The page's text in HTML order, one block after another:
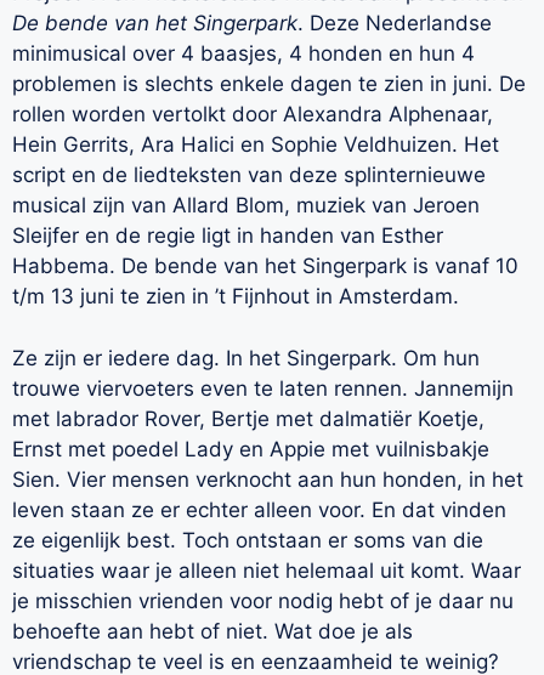
De bende van het Singerpark. Deze Nederlandse
minimusical over 4 baasjes, 4 honden en hun 4
problemen is slechts enkele dagen te zien in juni. De
rollen worden vertolkt door Alexandra Alphenaar,
Hein Gerrits, Ara Halici en Sophie Veldhuizen. Het
script en de liedteksten van deze splinternieuwe
musical zijn van Allard Blom, muziek van Jeroen
Sleijfer en de regie ligt in handen van Esther
Habbema. De bende van het Singerpark is vanaf 10
t/m 13 juni te zien in ’t Fijnhout in Amsterdam.
Ze zijn er iedere dag. In het Singerpark. Om hun
trouwe viervoeters even te laten rennen. Jannemijn
met labrador Rover, Bertje met dalmatiër Koetje,
Ernst met poedel Lady en Appie met vuilnisbakje
Sien. Vier mensen verknocht aan hun honden, in het
leven staan ze er echter alleen voor. En dat vinden
ze eigenlijk best. Toch ontstaan er soms van die
situaties waar je alleen niet helemaal uit komt. Waar
je misschien vrienden voor nodig hebt of je daar nu
behoefte aan hebt of niet. Wat doe je als
vriendschap te veel is en eenzaamheid te weinig?